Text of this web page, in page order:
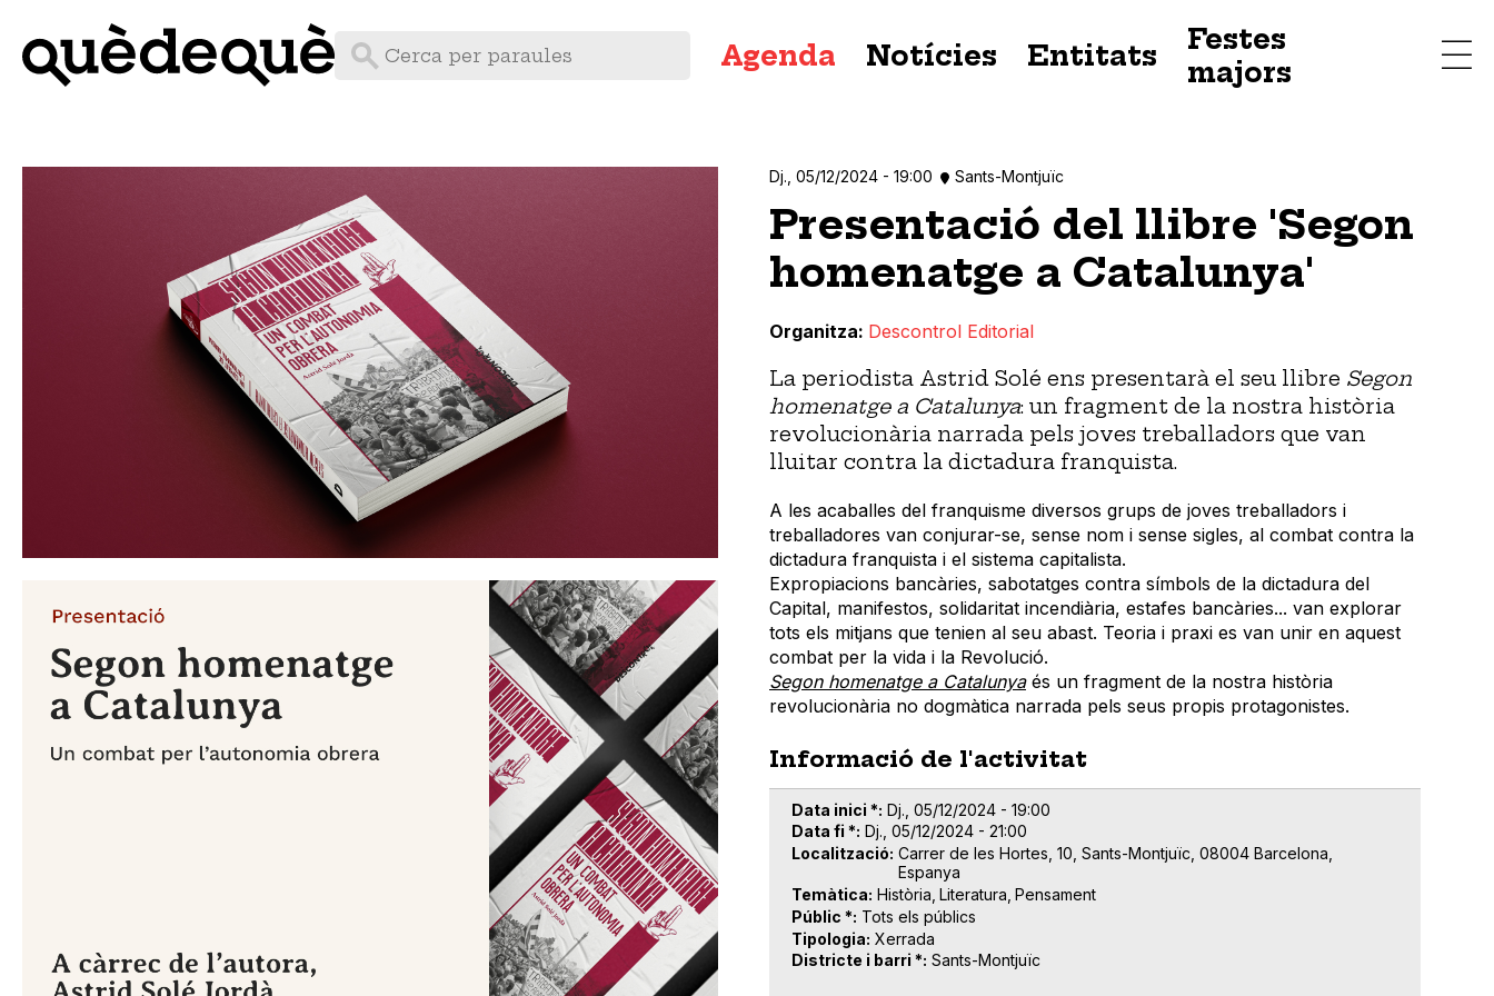
principal
Agenda Notícies Entitats
Festes
majors
Dj., 05/12/2024 - 19:00 Sants-Montjuïc
Presentació del llibre 'Segon
homenatge a Catalunya'
Organitza Descontrol Editorial
La periodista Astrid Solé ens presentarà el seu llibre Segon
homenatge a Catalunya: un fragment de la nostra història
revolucionària narrada pels joves treballadors que van
lluitar contra la dictadura franquista.
A les acaballes del franquisme diversos grups de joves treballadors i
treballadores van conjurar-se, sense nom i sense sigles, al combat contra la
dictadura franquista i el sistema capitalista.
Expropiacions bancàries, sabotatges contra símbols de la dictadura del
Capital, manifestos, solidaritat incendiària, estafes bancàries... van explorar
tots els mitjans que tenien al seu abast. Teoria i praxi es van unir en aquest
combat per la vida i la Revolució.
Segon homenatge a Catalunyaés un fragment de la nostra història
revolucionària no dogmàtica narrada pels seus propis protagonistes.
Informació de l'activitat
Data inici * Dj., 05/12/2024 - 19:00
Data fi * Dj., 05/12/2024 - 21:00
Localització Carrer de les Hortes, 10, Sants-Montjuïc, 08004 Barcelona,
Espanya
Temàtica Història Literatura Pensament
Públic * Tots els públics
Tipologia Xerrada
Districte i barri * Sants-Montjuïc